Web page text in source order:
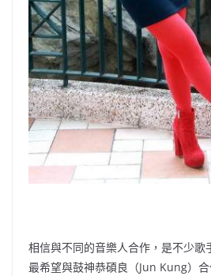
相信與不同的音樂人合作，是不少
最希望與鼓神恭碩良（Jun Kung）